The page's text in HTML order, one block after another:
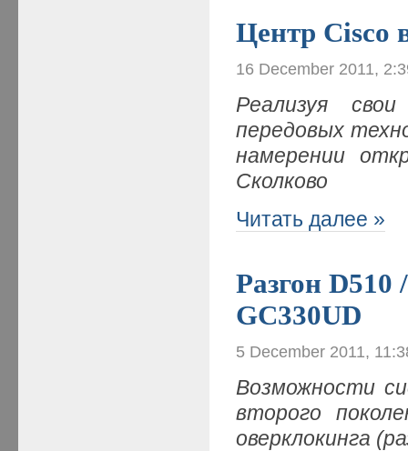
Центр Cisco
16 December 2011,
Реализуя
передовых
намерении
Сколково
Читать далее »
Разгон D510
GC330UD
5 December 2011,
Возможности
второго
оверклокинга